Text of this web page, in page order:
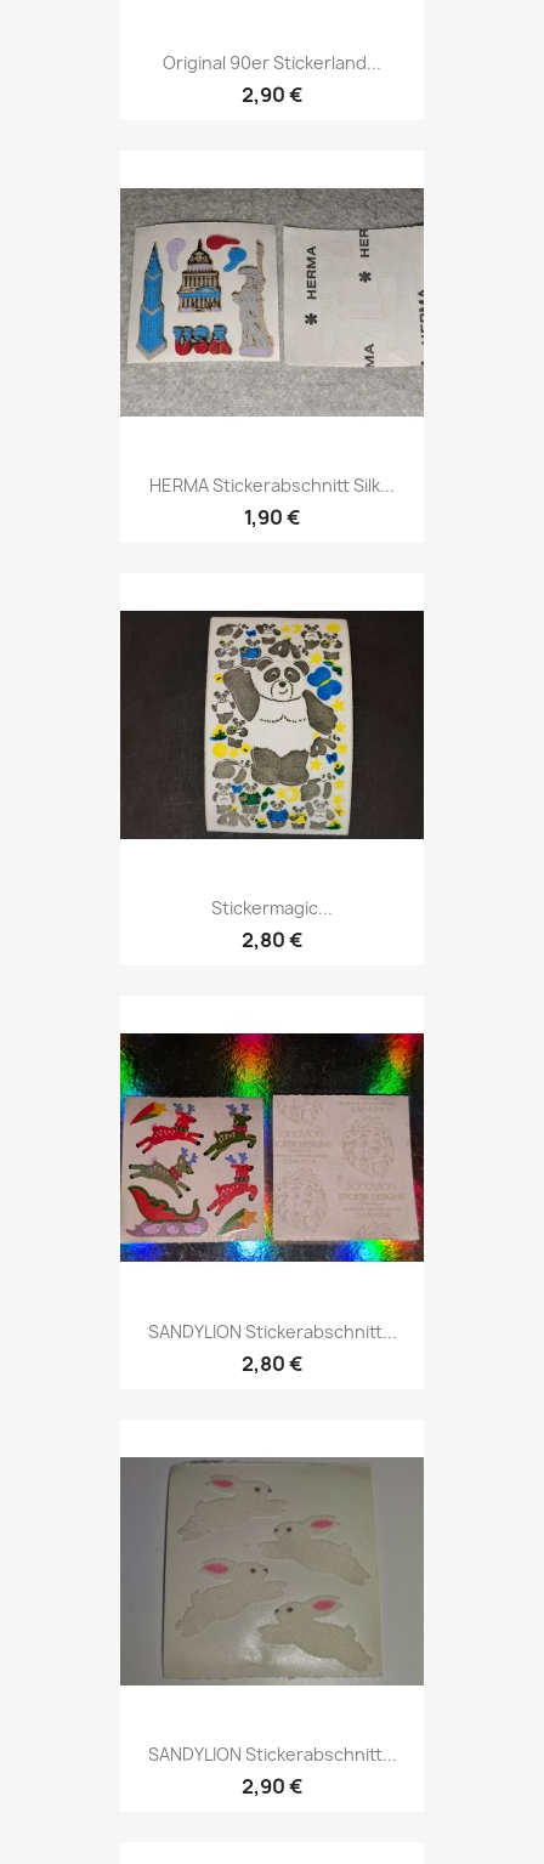
Original 90er Stickerland...
2,90 €
HERMA Stickerabschnitt Silk...
1,90 €
Stickermagic...
2,80 €
SANDYLION Stickerabschnitt...
2,80 €
SANDYLION Stickerabschnitt...
2,90 €